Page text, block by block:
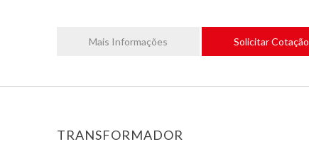
Mais Informações Solicitar Cotação
TRANSFORMADOR